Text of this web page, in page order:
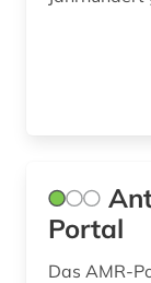
hospiz (1)
Portal
Das AMR-